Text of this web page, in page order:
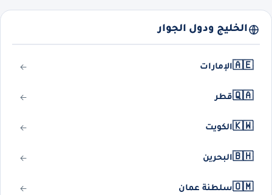
الخليج ودول الجوار
🇦🇪الإمارات
🇶🇦قطر
🇰🇼الكويت
🇧🇭البحرين
🇴🇲سلطنة عمان